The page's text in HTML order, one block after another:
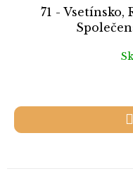
71 - Vsetínsko,